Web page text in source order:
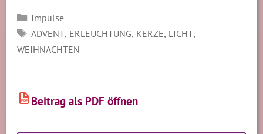
Kategorien
Impulse
SCHLAGWÖRTER
ADVENT, ERLEUCHTUNG, KERZE, LICHT,
WEIHNACHTEN
PDF Beitrag als PDF öffnen